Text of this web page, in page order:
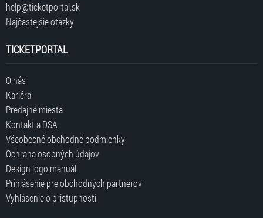
help@ticketportal.sk
Najčastejšie otázky
TICKETPORTAL
O nás
Kariéra
Predajné miesta
Kontakt a DSA
Všeobecné obchodné podmienky
Ochrana osobných údajov
Design logo manuál
Prihlásenie pre obchodných partnerov
Vyhlásenie o prístupnosti